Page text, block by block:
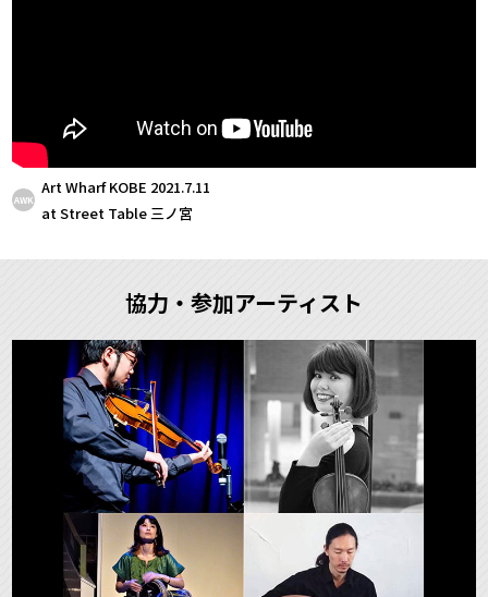
AWK
Art Wharf KOBE 2021.7.11
at Street Table 三ノ宮
協力・参加アーティスト